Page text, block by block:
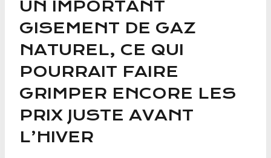
UN IMPORTANT
GISEMENT DE GAZ
NATUREL, CE QUI
POURRAIT FAIRE
GRIMPER ENCORE LES
PRIX JUSTE AVANT
L’HIVER